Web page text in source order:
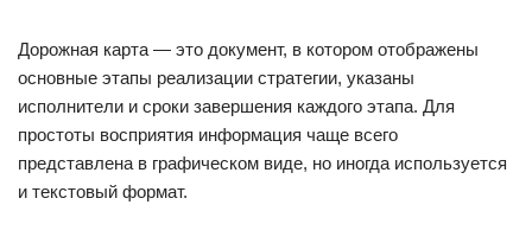
Дорожная карта — это документ, в котором отображены
основные этапы реализации стратегии, указаны
исполнители и сроки завершения каждого этапа. Для
простоты восприятия информация чаще всего
представлена в графическом виде, но иногда используется
и текстовый формат.